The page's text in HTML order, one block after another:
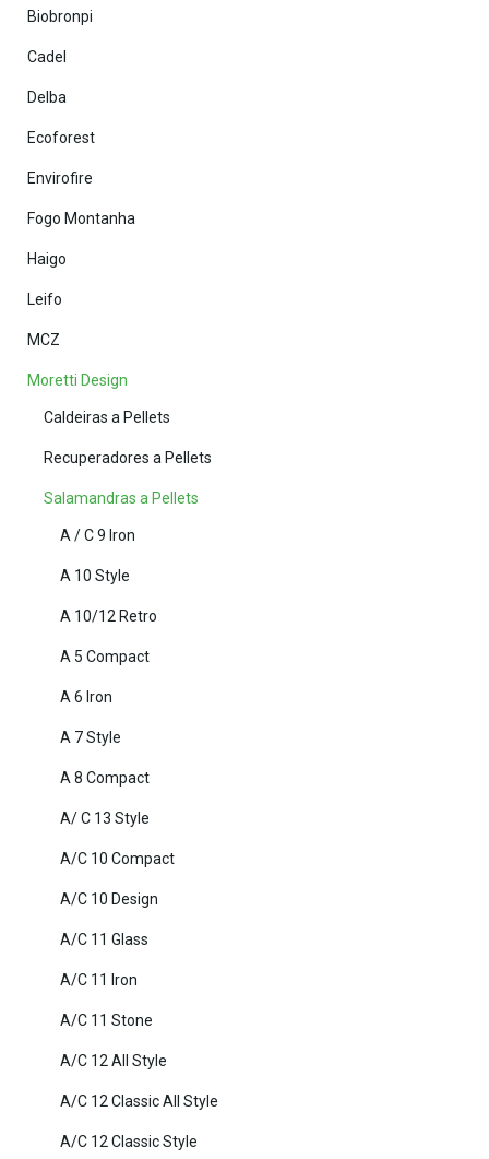
Biobronpi
Cadel
Delba
Ecoforest
Envirofire
Fogo Montanha
Haigo
Leifo
MCZ
Moretti Design
Caldeiras a Pellets
Recuperadores a Pellets
Salamandras a Pellets
A / C 9 Iron
A 10 Style
A 10/12 Retro
A 5 Compact
A 6 Iron
A 7 Style
A 8 Compact
A/ C 13 Style
A/C 10 Compact
A/C 10 Design
A/C 11 Glass
A/C 11 Iron
A/C 11 Stone
A/C 12 All Style
A/C 12 Classic All Style
A/C 12 Classic Style